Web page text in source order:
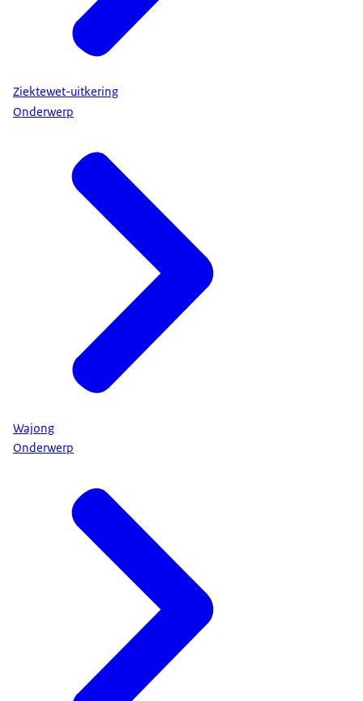
Ziektewet-uitkering
Onderwerp
Wajong
Onderwerp